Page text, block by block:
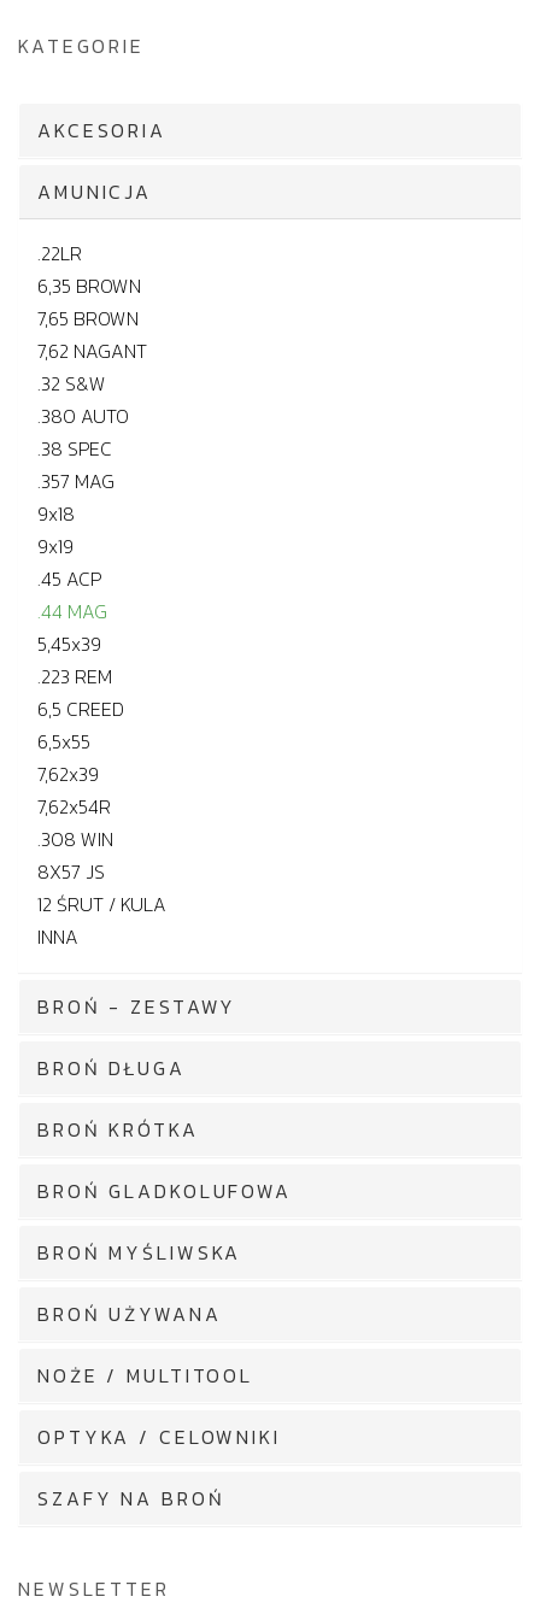
KATEGORIE
AKCESORIA
AMUNICJA
.22LR
6,35 BROWN
7,65 BROWN
7,62 NAGANT
.32 S&W
.380 AUTO
.38 SPEC
.357 MAG
9x18
9x19
.45 ACP
.44 MAG
5,45x39
.223 REM
6,5 CREED
6,5x55
7,62x39
7,62x54R
.308 WIN
8X57 JS
12 ŚRUT / KULA
INNA
BROŃ - ZESTAWY
BROŃ DŁUGA
BROŃ KRÓTKA
BROŃ GLADKOLUFOWA
BROŃ MYŚLIWSKA
BROŃ UŻYWANA
NOŻE / MULTITOOL
OPTYKA / CELOWNIKI
SZAFY NA BROŃ
NEWSLETTER